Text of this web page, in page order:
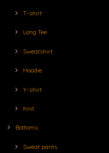
T-shirt
Long Tee
Sweatshirt
Hoodie
Y-shirt
Knit
Bottoms
Sweat pants